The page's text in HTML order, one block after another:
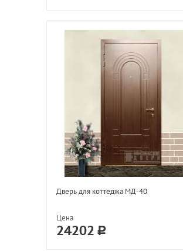
Дверь для коттеджа МД-40
Цена
24202